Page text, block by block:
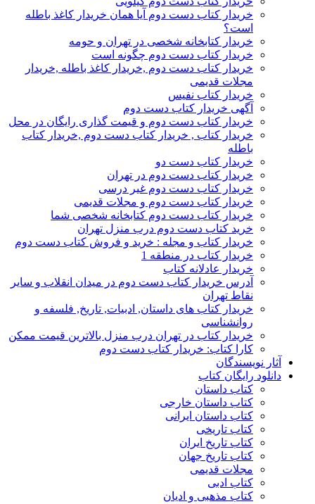
خریدار کتاب دست دوم آیا همان خریدار کاغذ باطله
است؟
خریدار کتابخانه شخصی در تهران و حومه
خریدار کتاب دست دوم چگونه است
خریدار کتاب دست دوم ,خریدار کاغذ باطله ,خریدار
مجلات قدیمی
خریدار کتاب نفیس
آگهی خریدار کتاب دست دوم
خریدار کتاب دست دوم و قیمت گذاری رایگان در محل
خریدار کتاب , خریدار کتاب دست دوم ,خریدار کتاب
باطله
خریدار کتاب دست دو
خریدار کتاب دست دوم در تهران
خریدار کتاب دست دوم غیر درسی
خریدار کتاب دست دوم و مجلات قدیمی
خریدار کتاب دست دوم کتابخانه شخصی شما
خرید کتاب دست دوم درب منزل تهران
خریدار کتاب و مجله : خرید و فروش کتاب دست دوم
خریدار کتاب در منطقه 1
خریدار عادلانه کتاب
آدرس خریدار کتاب دست دوم در میدان انقلاب و سایر
نقاط تهران
خریدار کتاب های داستان, ادبیات, تاریخ, فلسفه و
روانشناسی
خریدار کتاب در تهران درب منزل بالاترین قیمت ممکن
کارا کتاب: خریدار کتاب دست دوم
آثار نویسندگان
دانلود رایگان کتاب
کتاب داستان
کتاب داستان خارجی
کتاب داستان ایرانی
کتاب تاریخی
کتاب تاریخ ایران
کتاب تاریخ جهان
مجلات قدیمی
کتاب ادبی
کتاب مذهبی و ادیان